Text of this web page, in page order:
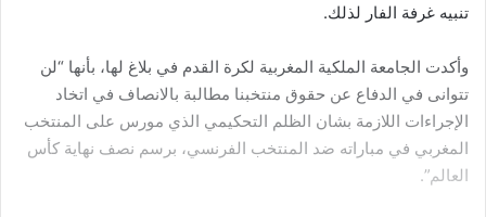
تنبيه غرفة الفار لذلك.
وأكدت الجامعة الملكية المغربية لكرة القدم في بلاغ لها، بأنها “لن
تتوانى في الدفاع عن حقوق منتخبنا مطالبة بالانصاف في اتخاد
الإجراءات اللازمة بشان الظلم التحكيمي الذي مورس على المنتخب
المغربي في مباراته ضد المنتخب الفرنسي، برسم نصف نهاية كأس
العالم”.